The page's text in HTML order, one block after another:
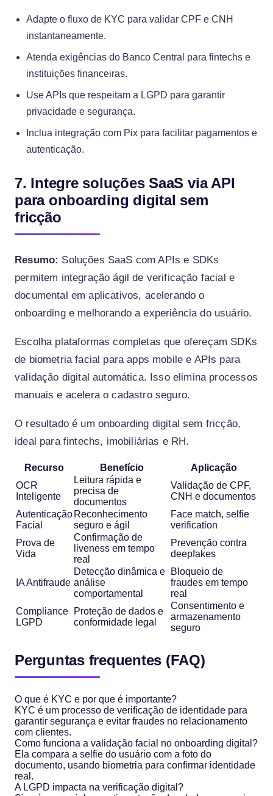
Adapte o fluxo de KYC para validar CPF e CNH
instantaneamente.
Atenda exigências do Banco Central para fintechs e
instituições financeiras.
Use APIs que respeitam a LGPD para garantir
privacidade e segurança.
Inclua integração com Pix para facilitar pagamentos e
autenticação.
7. Integre soluções SaaS via API
para onboarding digital sem
fricção
Resumo: Soluções SaaS com APIs e SDKs
permitem integração ágil de verificação facial e
documental em aplicativos, acelerando o
onboarding e melhorando a experiência do usuário.
Escolha plataformas completas que ofereçam SDKs
de biometria facial para apps mobile e APIs para
validação digital automática. Isso elimina processos
manuais e acelera o cadastro seguro.
O resultado é um onboarding digital sem fricção,
ideal para fintechs, imobiliárias e RH.
Recurso Benefício
Aplicação
OCR
Inteligente
Leitura rápida e
precisa de
documentos
Validação de CPF,
CNH e documentos
Autenticação
Facial
Reconhecimento
seguro e ágil
Face match, selfie
verification
Prova de
Vida
Confirmação de
liveness em tempo
real
Prevenção contra
deepfakes
IA Antifraude
Detecção dinâmica e
análise
comportamental
Bloqueio de
fraudes em tempo
real
Compliance
LGPD
Proteção de dados e
conformidade legal
Consentimento e
armazenamento
seguro
Perguntas frequentes (FAQ)
O que é KYC e por que é importante?
KYC é um processo de verificação de identidade para
garantir segurança e evitar fraudes no relacionamento
com clientes.
Como funciona a validação facial no onboarding digital?
Ela compara a selfie do usuário com a foto do
documento, usando biometria para confirmar identidade
real.
A LGPD impacta na verificação digital?